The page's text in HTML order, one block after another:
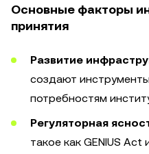
Основные факторы
принятия
Развитие
создают
потребностям
Регуляторная
такое как GENIUS Act